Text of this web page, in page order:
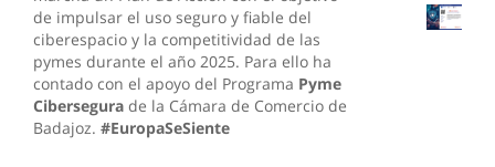
de impulsar el uso seguro y fiable del
ciberespacio y la competitividad de las
pymes durante el año 2025. Para ello ha
contado con el apoyo del Programa Pyme
Cibersegura de la Cámara de Comercio de
Badajoz. #EuropaSeSiente